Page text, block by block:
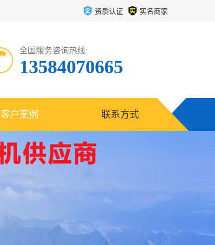
资质认证 实名商家
全国服务咨询热线:
13584070665
客户案例 联系方式